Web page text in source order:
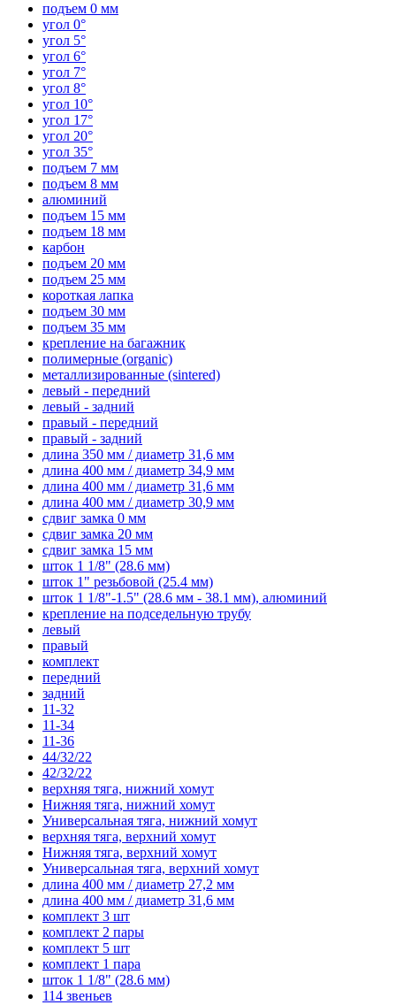
подъем 0 мм
угол 0°
угол 5°
угол 6°
угол 7°
угол 8°
угол 10°
угол 17°
угол 20°
угол 35°
подъем 7 мм
подъем 8 мм
алюминий
подъем 15 мм
подъем 18 мм
карбон
подъем 20 мм
подъем 25 мм
короткая лапка
подъем 30 мм
подъем 35 мм
крепление на багажник
полимерные (organic)
металлизированные (sintered)
левый - передний
левый - задний
правый - передний
правый - задний
длина 350 мм / диаметр 31,6 мм
длина 400 мм / диаметр 34,9 мм
длина 400 мм / диаметр 31,6 мм
длина 400 мм / диаметр 30,9 мм
сдвиг замка 0 мм
сдвиг замка 20 мм
сдвиг замка 15 мм
шток 1 1/8" (28.6 мм)
шток 1" резьбовой (25.4 мм)
шток 1 1/8"-1.5" (28.6 мм - 38.1 мм), алюминий
крепление на подседельную трубу
левый
правый
комплект
передний
задний
11-32
11-34
11-36
44/32/22
42/32/22
верхняя тяга, нижний хомут
Нижняя тяга, нижний хомут
Универсальная тяга, нижний хомут
верхняя тяга, верхний хомут
Нижняя тяга, верхний хомут
Универсальная тяга, верхний хомут
длина 400 мм / диаметр 27,2 мм
длина 400 мм / диаметр 31,6 мм
комплект 3 шт
комплект 2 пары
комплект 5 шт
комплект 1 пара
шток 1 1/8" (28.6 мм)
114 звеньев